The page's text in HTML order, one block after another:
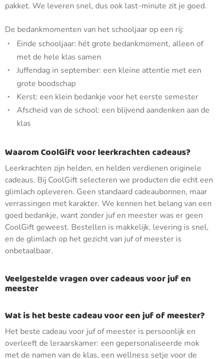
pakket. We leveren snel, dus ook last-minute zit je goed.
De bedankmomenten van het schooljaar op een rij:
Einde schooljaar: hét grote bedankmoment, alleen of
met de hele klas samen
Juffendag in september: een kleine attentie met een
grote boodschap
Kerst: een klein bedankje voor het eerste semester
Afscheid van de school: een blijvend aandenken aan de
klas
Waarom CoolGift voor leerkrachten cadeaus?
Leerkrachten zijn helden, en helden verdienen originele
cadeaus. Bij CoolGift selecteren we producten die echt een
glimlach opleveren. Geen standaard cadeaubonnen, maar
verrassingen met karakter. We kennen het belang van een
goed bedankje, want zonder juf en meester was er geen
CoolGift geweest. Bestellen is makkelijk, levering is snel,
en de glimlach op het gezicht van juf of meester is
onbetaalbaar.
Veelgestelde vragen over cadeaus voor juf en
meester
Wat is het beste cadeau voor een juf of meester?
Het beste cadeau voor juf of meester is persoonlijk en
overleeft de leraarskamer: een gepersonaliseerde mok
met de namen van de klas, een wellness setje voor de